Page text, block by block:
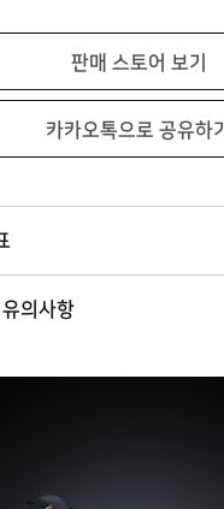
판매 스토어 보기
카카오톡으로 공유하기
의사항